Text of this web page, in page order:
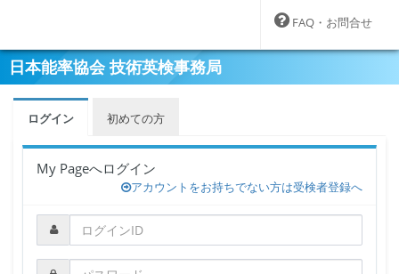
FAQ・お問合せ
日本能率協会 技術英検事務局
ログイン 初めての方
My Pageへログイン
アカウントをお持ちでない方は受検者登録へ